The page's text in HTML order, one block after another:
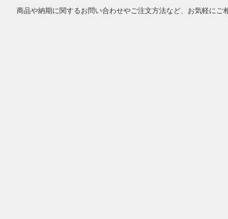
商品や納期に関するお問い合わせやご注文方法など、お気軽にご